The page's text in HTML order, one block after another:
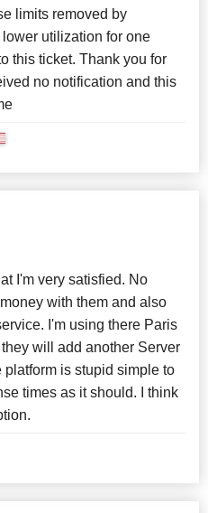
limits removed by
utilization for one
this ticket. Thank you for
no notification and this
I'm very satisfied. No
with them and also
I'm using there Paris
will add another Server
is stupid simple to
times as it should. I think